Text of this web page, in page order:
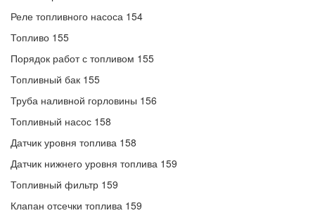
Реле топливного насоса 154
Топливо 155
Порядок работ с топливом 155
Топливный бак 155
Труба наливной горловины 156
Топливный насос 158
Датчик уровня топлива 158
Датчик нижнего уровня топлива 159
Топливный фильтр 159
Клапан отсечки топлива 159